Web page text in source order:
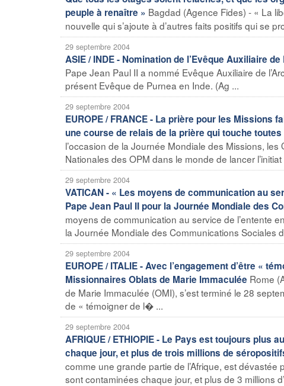
peuple à renaître » Bagdad (Agence Fides) - « La
nouvelle qui s’ajoute à d’autres faits positifs qui se
29 septembre 2004
ASIE / INDE - Nomination de l’Evêque Auxiliaire
Pape Jean Paul II a nommé Evêque Auxiliaire de
présent Evêque de Purnea en Inde. (Ag ...
29 septembre 2004
EUROPE / FRANCE - La prière pour les Missions
une course de relais de la prière qui touche
l’occasion de la Journée Mondiale des Missions,
Nationales des OPM dans le monde de lancer l’initiat
29 septembre 2004
VATICAN - « Les moyens de communication au
Pape Jean Paul II pour la Journée Mondiale des
moyens de communication au service de l’entente
la Journée Mondiale des Communications Sociales
29 septembre 2004
EUROPE / ITALIE - Avec l’engagement d’être «
Missionnaires Oblats de Marie Immaculée Rome
de Marie Immaculée (OMI), s’est terminé le 28
de « témoigner de l� ...
29 septembre 2004
AFRIQUE / ETHIOPIE - Le Pays est toujours plus
chaque jour, et plus de trois millions de
comme une grande partie de l’Afrique, est dévastée
sont contaminées chaque jour, et plus de 3 millions